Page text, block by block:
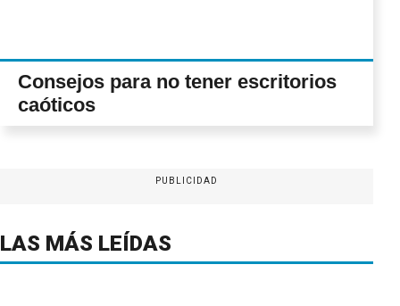
Consejos para no tener escritorios
caóticos
PUBLICIDAD
LAS MÁS LEÍDAS